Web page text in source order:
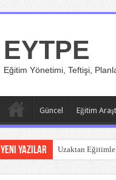
EYTPE
Eğitim Yönetimi, Teftişi,
Güncel Eğitim
Yeni Yazılar Uzaktan Eğitimle